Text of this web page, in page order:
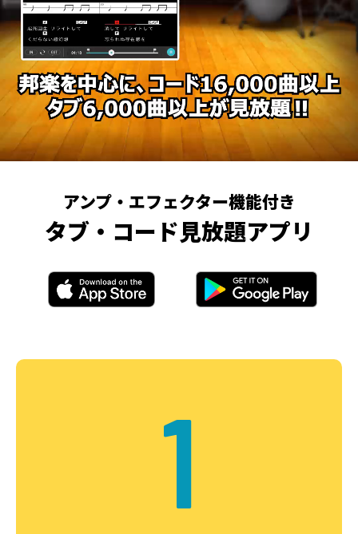
アンプ・エフェクター機能付き
タブ・コード見放題アプリ
1